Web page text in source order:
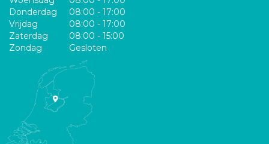
Donderdag
08:00 - 17:00
Vrijdag
08:00 - 17:00
Zaterdag
08:00 - 15:00
Zondag
Gesloten